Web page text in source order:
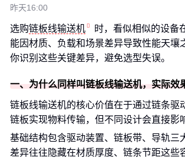
昨天16:00
选购链板线输送机
时，看似相似的设备
能因材质、负载和场景差异导致性能天壤
你识别这些关键差异，避免选型失误。
一、为什么同样叫链板线输送机，实际效
链板线输送机的核心价值在于通过链条驱
链板实现物料传输，但不同设计会直接影
基础结构包含驱动装置、链板带、导轨三
差异往往隐藏在材质厚度、链条节距这些